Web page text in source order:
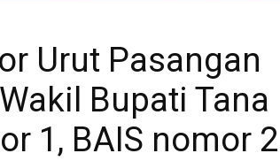
Urut Pasangan
Bupati Tana
1, BAIS nomor 2